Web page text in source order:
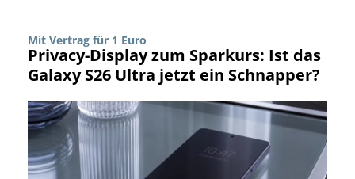
Mit Vertrag für 1 Euro
Privacy-Display zum Sparkurs: Ist das
Galaxy S26 Ultra jetzt ein Schnapper?